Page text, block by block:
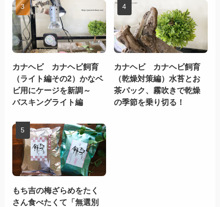
カナヘビ カナヘビ飼育
（ライト編その2）かなベ
ビ用にケージを新調～
バスキングライト編
カナヘビ カナヘビ飼育
（乾燥対策編）水苔とお
茶パック、霧吹きで乾燥
の季節を乗り切る！
もち吉の梅ざらめをたく
さん食べたくて「無選別